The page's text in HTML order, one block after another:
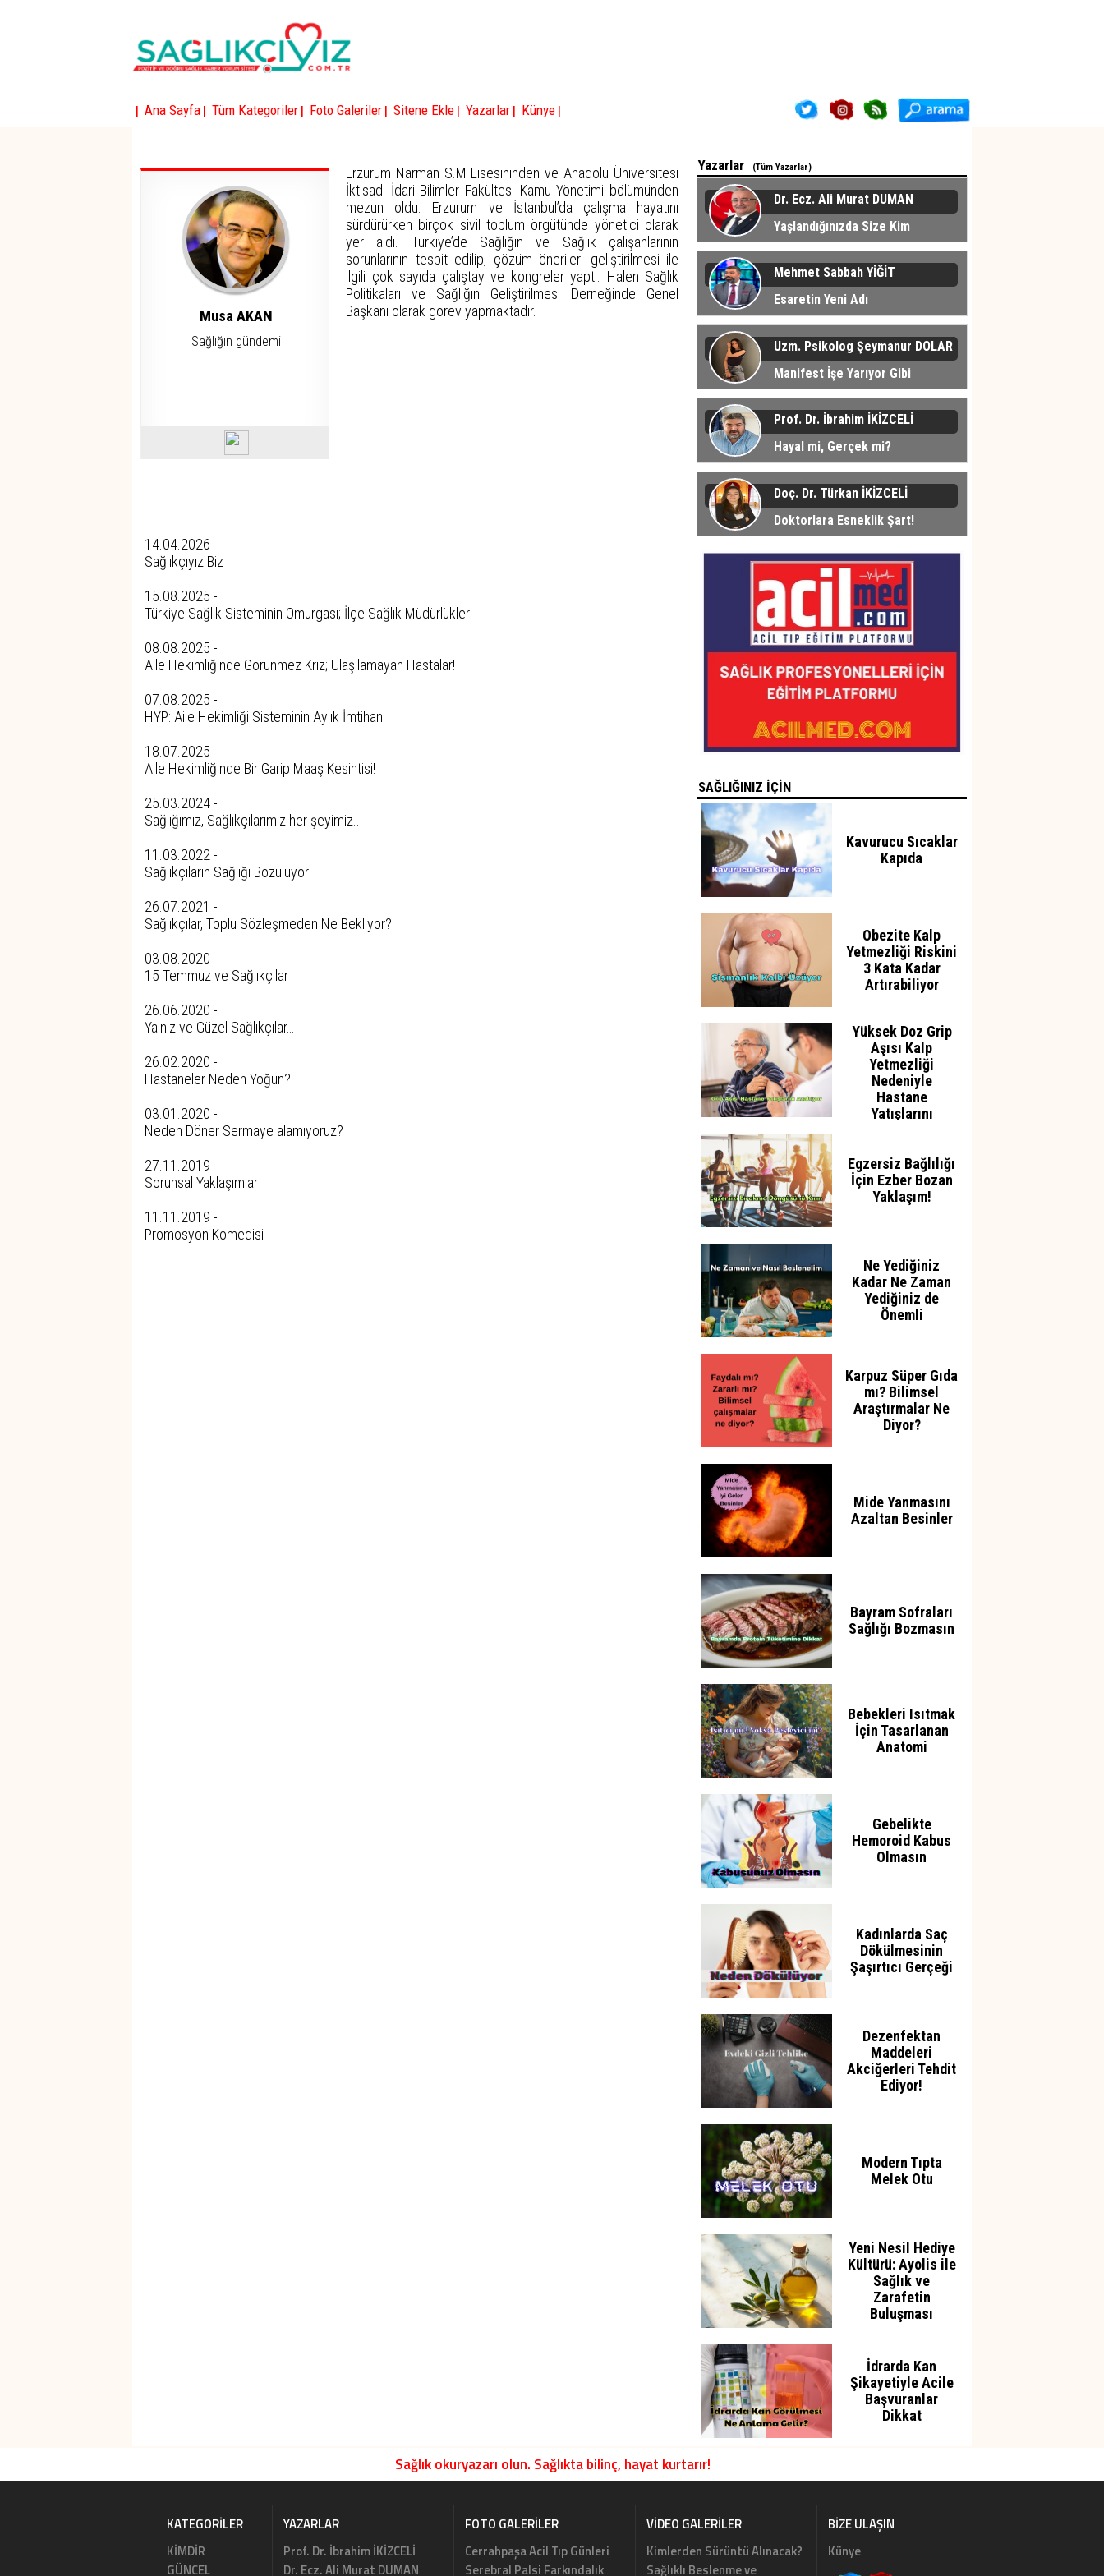
| Ana Sayfa | Tüm Kategoriler | Foto Galeriler | Sitene Ekle | Yazarlar | Künye |
Musa AKAN
Sağlığın gündemi
Erzurum Narman S.M Lisesininden ve Anadolu Üniversitesi
İktisadi İdari Bilimler Fakültesi Kamu Yönetimi bölümünden
mezun oldu. Erzurum ve İstanbul’da çalışma hayatını
sürdürürken birçok sivil toplum örgütünde yönetici olarak
yer aldı. Türkiye’de Sağlığın ve Sağlık çalışanlarının
sorunlarının tespit edilip, çözüm önerileri geliştirilmesi ile
ilgili çok sayıda çalıştay ve kongreler yaptı. Halen Sağlık
Politikaları ve Sağlığın Geliştirilmesi Derneğinde Genel
Başkanı olarak görev yapmaktadır.
14.04.2026 -
Sağlıkçıyız Biz
15.08.2025 -
Türkiye Sağlık Sisteminin Omurgası; İlçe Sağlık Müdürlükleri
08.08.2025 -
Aile Hekimliğinde Görünmez Kriz; Ulaşılamayan Hastalar!
07.08.2025 -
HYP: Aile Hekimliği Sisteminin Aylık İmtihanı
18.07.2025 -
Aile Hekimliğinde Bir Garip Maaş Kesintisi!
25.03.2024 -
Sağlığımız, Sağlıkçılarımız her şeyimiz...
11.03.2022 -
Sağlıkçıların Sağlığı Bozuluyor
26.07.2021 -
Sağlıkçılar, Toplu Sözleşmeden Ne Bekliyor?
03.08.2020 -
15 Temmuz ve Sağlıkçılar
26.06.2020 -
Yalnız ve Güzel Sağlıkçılar…
26.02.2020 -
Hastaneler Neden Yoğun?
03.01.2020 -
Neden Döner Sermaye alamıyoruz?
27.11.2019 -
Sorunsal Yaklaşımlar
11.11.2019 -
Promosyon Komedisi
Yazarlar (Tüm Yazarlar)
Dr. Ecz. Ali Murat DUMAN
Yaşlandığınızda Size Kim
Bakacak?
Mehmet Sabbah YİĞİT
Esaretin Yeni Adı
Uzm. Psikolog Şeymanur DOLAR
Manifest İşe Yarıyor Gibi
Görünüyor... Peki Neden?
Prof. Dr. İbrahim İKİZCELİ
Hayal mi, Gerçek mi?
Doç. Dr. Türkan İKİZCELİ
Doktorlara Esneklik Şart!
SAĞLIĞINIZ İÇİN
Kavurucu Sıcaklar
Kapıda
Obezite Kalp
Yetmezliği Riskini
3 Kata Kadar
Artırabiliyor
Yüksek Doz Grip
Aşısı Kalp
Yetmezliği
Nedeniyle
Hastane
Yatışlarını
Egzersiz Bağlılığı
İçin Ezber Bozan
Yaklaşım!
Ne Yediğiniz
Kadar Ne Zaman
Yediğiniz de
Önemli
Karpuz Süper Gıda
mı? Bilimsel
Araştırmalar Ne
Diyor?
Mide Yanmasını
Azaltan Besinler
Bayram Sofraları
Sağlığı Bozmasın
Bebekleri Isıtmak
İçin Tasarlanan
Anatomi
Gebelikte
Hemoroid Kabus
Olmasın
Kadınlarda Saç
Dökülmesinin
Şaşırtıcı Gerçeği
Dezenfektan
Maddeleri
Akciğerleri Tehdit
Ediyor!
Modern Tıpta
Melek Otu
Yeni Nesil Hediye
Kültürü: Ayolis ile
Sağlık ve
Zarafetin
Buluşması
İdrarda Kan
Şikayetiyle Acile
Başvuranlar
Dikkat
Sağlık okuryazarı olun. Sağlıkta bilinç, hayat kurtarır!
KATEGORILER
KİMDİR
GÜNCEL
YAZARLAR
Prof. Dr. İbrahim İKİZCELİ
Dr. Ecz. Ali Murat DUMAN
FOTO GALERILER
Cerrahpaşa Acil Tıp Günleri
Serebral Palsi Farkındalık
VIDEO GALERILER
Kimlerden Sürüntü Alınacak?
Sağlıklı Beslenme ve
BIZE ULAŞIN
Künye